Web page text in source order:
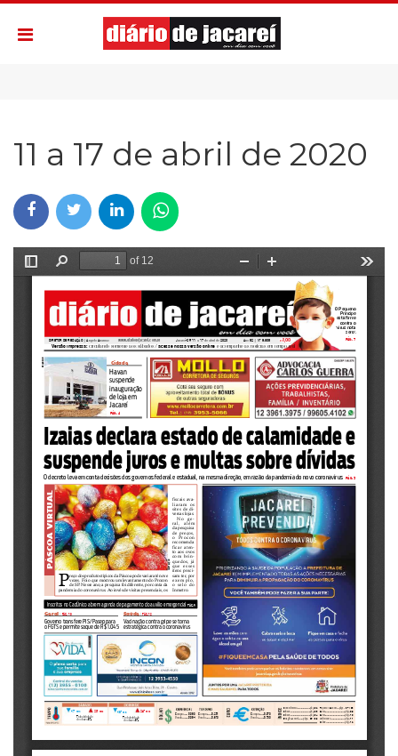
11 a 17 de abril de 2020